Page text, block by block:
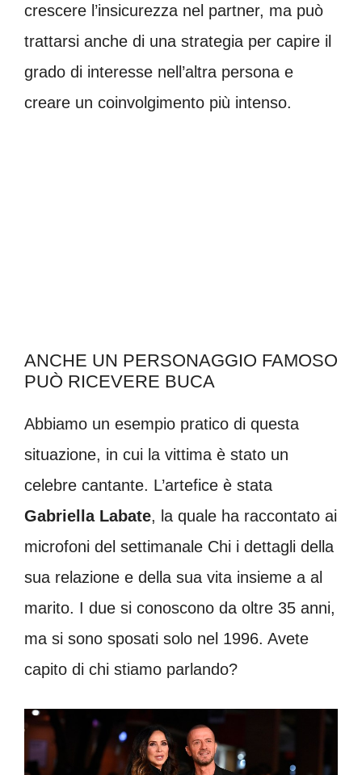
crescere l’insicurezza nel partner, ma può
trattarsi anche di una strategia per capire il
grado di interesse nell’altra persona e
creare un coinvolgimento più intenso.
ANCHE UN PERSONAGGIO FAMOSO
PUÒ RICEVERE BUCA
Abbiamo un esempio pratico di questa
situazione, in cui la vittima è stato un
celebre cantante. L’artefice è stata
Gabriella Labate, la quale ha raccontato ai
microfoni del settimanale Chi i dettagli della
sua relazione e della sua vita insieme a al
marito. I due si conoscono da oltre 35 anni,
ma si sono sposati solo nel 1996. Avete
capito di chi stiamo parlando?